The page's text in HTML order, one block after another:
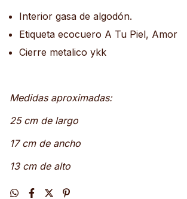
Interior gasa de algodón.
Etiqueta ecocuero A Tu Piel, Amor
Cierre metalico ykk
Medidas aproximadas:
25 cm de largo
17 cm de ancho
13 cm de alto